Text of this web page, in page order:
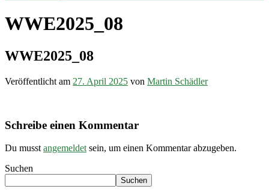
WWE2025_08
WWE2025_08
Veröffentlicht am 27. April 2025 von Martin Schädler
Schreibe einen Kommentar
Du musst angemeldet sein, um einen Kommentar abzugeben.
Suchen
Suchen